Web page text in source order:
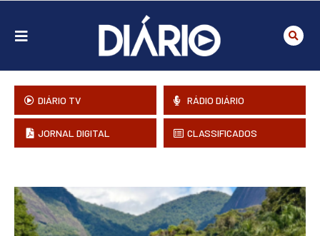
DIÁRIO TV RÁDIO DIÁRIO
JORNAL DIGITAL CLASSIFICADOS